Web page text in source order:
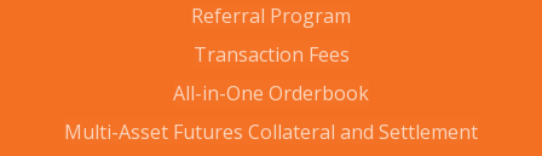
Referral Program
Transaction Fees
All-in-One Orderbook
Multi-Asset Futures Collateral and Settlement